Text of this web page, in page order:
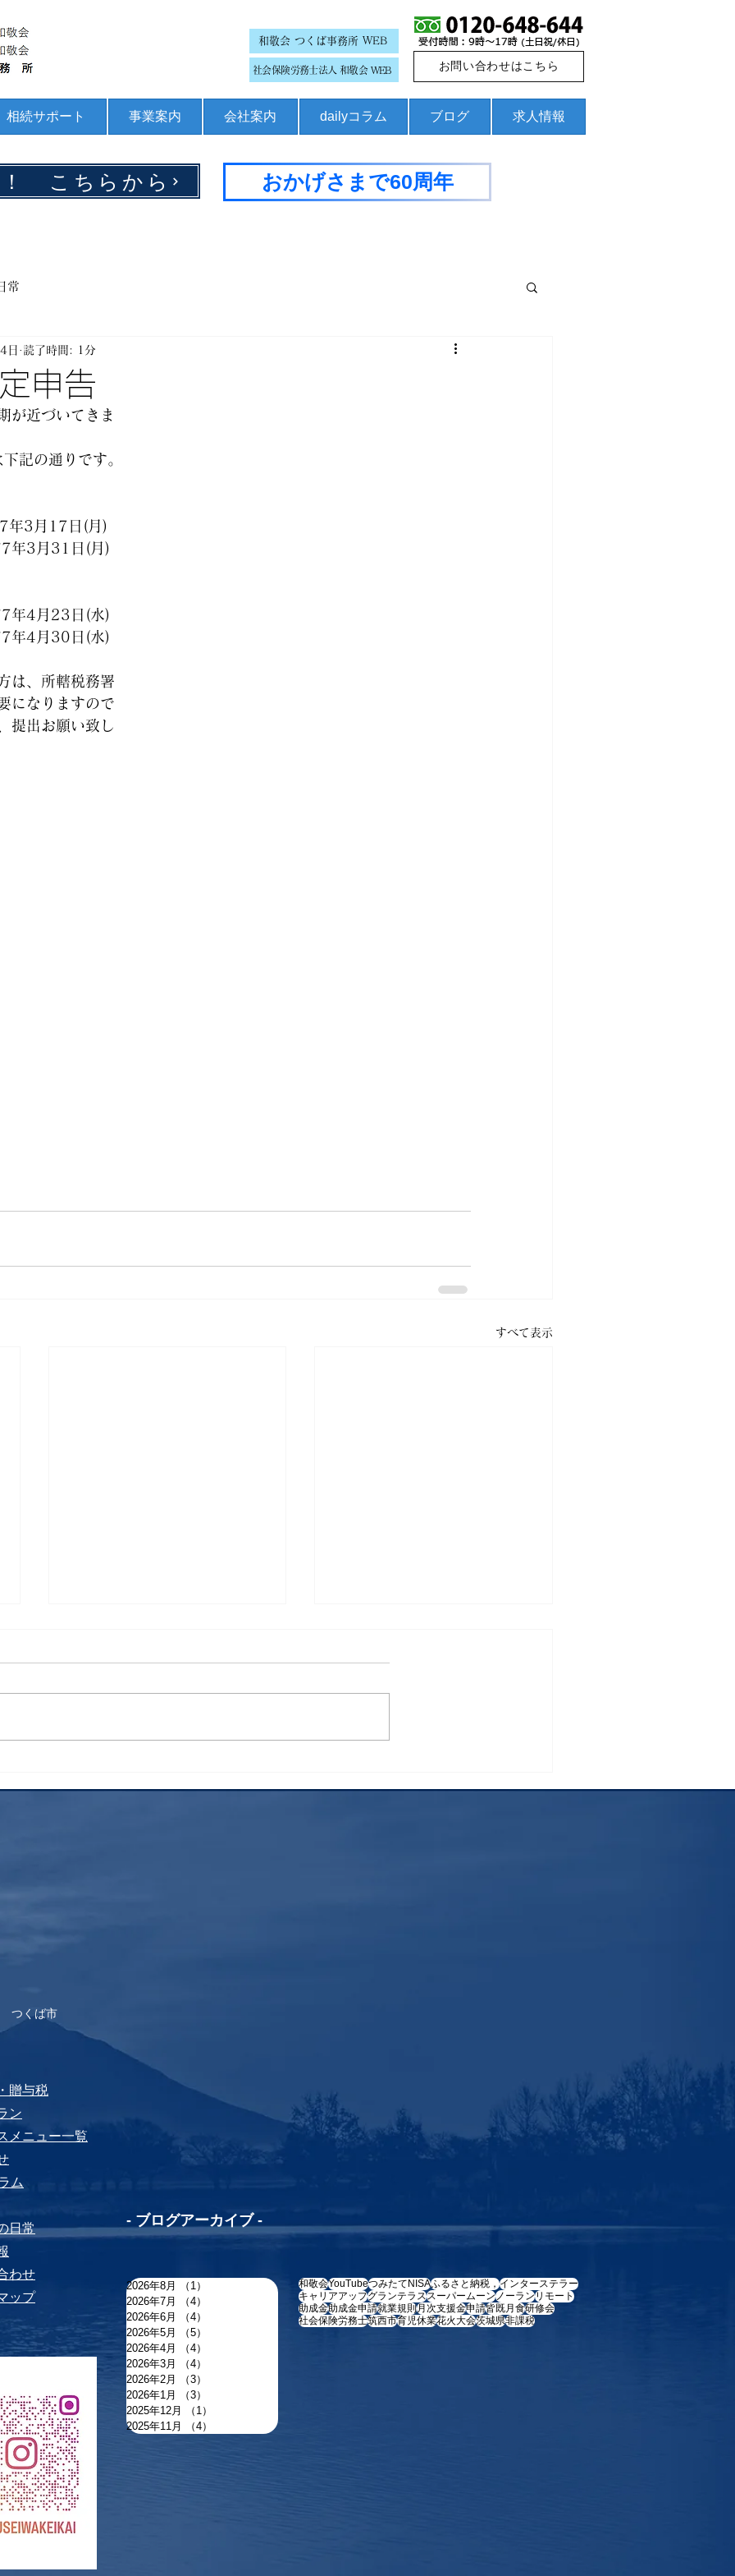
和敬会 つくば事務所 WEB
社会保険労務士法人 和敬会 WEB お問い合わせはこちら
相続サポート 事業案内 会社案内 dailyコラム ブログ 求人情報
！ こちらから おかげさまで60周年
常
申告
日 読了時間: 1分
が近づいてきま
記の通りです。
年3月17日(月)
年3月31日(月)
年4月23日(水)
年4月30日(水)
は、所轄税務署
になりますので
提出お願い致し
すべて表示
つくば市
-​ ブログアーカイブ -
2026年8月 （1）
2026年7月
（4）
2026年6月
（4）
2026年5月
（5）
2026年4月
（4）
2026年3月
（4）
2026年2月
（3）
2026年1月
（3）
2025年12月
（1）
2025年11月
（4）
和敬会YouTubeつみたてNISAふるさと納税，インターステラー
キャリアアップグランテラススーパームーンノーランリモート
助成金助成金申請就業規則月次支援金申請皆既月食研修会
社会保険労務士筑西市育児休業花火大会茨城県非課税
贈与税
ン
メニュー⼀覧
ム
⽇常
わせ
ップ